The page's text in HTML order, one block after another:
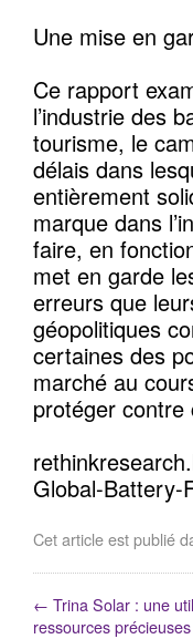
Une mise en
Ce rapport
l’industrie des
tourisme, le
délais dans
entièrement
marque dans
faire, en
met en garde
erreurs que
géopolitiques
certaines des
marché au
protéger contre
Global-Battery-
Cet article est publié
← Trina Solar : une
ressources